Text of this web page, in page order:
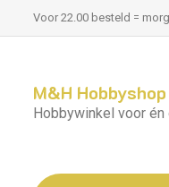
Voor 22.00 besteld =
M&H Hobbyshop
Hobbywinkel voor